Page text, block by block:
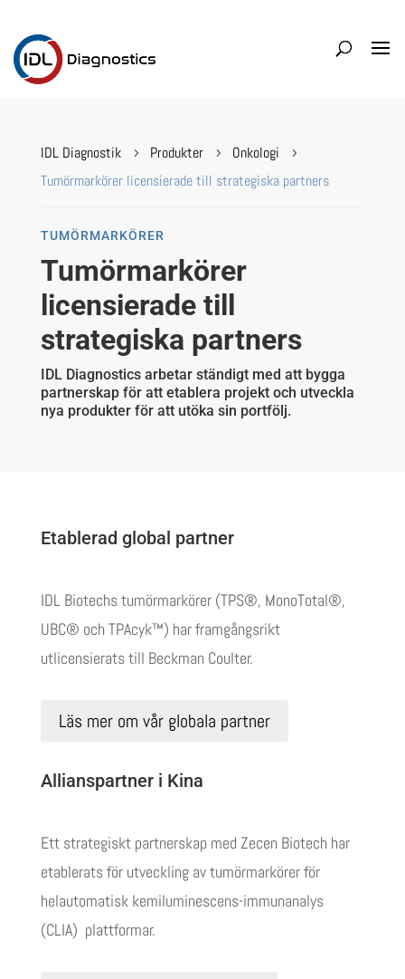
IDL Diagnostik 5 Produkter 5 Onkologi 5
Tumörmarkörer licensierade till strategiska partners
TUMÖRMARKÖRER
Tumörmarkörer
licensierade till
strategiska partners
IDL Diagnostics arbetar ständigt med att bygga
partnerskap för att etablera projekt och utveckla
nya produkter för att utöka sin portfölj.
Etablerad global partner
IDL Biotechs tumörmarkörer (TPS®, MonoTotal®,
UBC® och TPAcyk™) har framgångsrikt
utlicensierats till Beckman Coulter.
Läs mer om vår globala partner
Allianspartner i Kina
Ett strategiskt partnerskap med Zecen Biotech har
etablerats för utveckling av tumörmarkörer för
helautomatisk kemiluminescens-immunanalys
(CLIA) plattformar.